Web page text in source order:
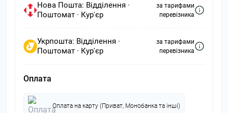
Нова Пошта: Відділення ·
Поштомат · Кур'єр
за тарифами
перевізника
Укрпошта: Відділення ·
Поштомат · Кур'єр
за тарифами
перевізника
Оплата
Оплата на карту (Приват, Монобанка та інші)